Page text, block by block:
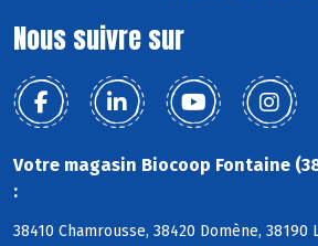
Nous suivre sur
Votre magasin Biocoop Fontaine
:
38410 Chamrousse, 38420 Domène, 38190